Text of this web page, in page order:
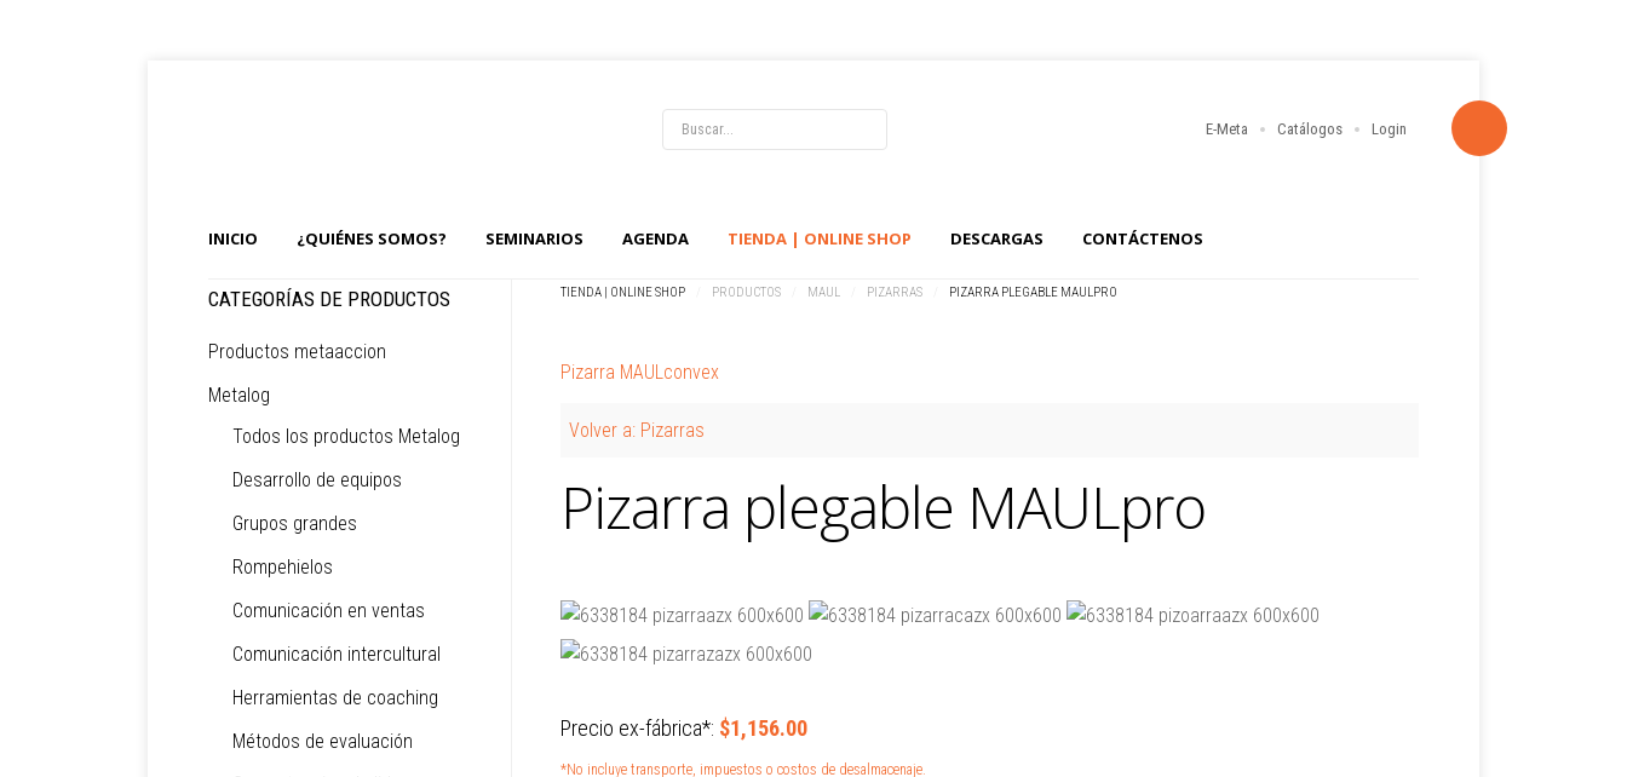
E-Meta Catálogos Login
INICIO ¿QUIÉNES SOMOS? SEMINARIOS AGENDA TIENDA | ONLINE SHOP DESCARGAS CONTÁCTENOS
TIENDA | ONLINE SHOP PRODUCTOS MAUL PIZARRAS PIZARRA PLEGABLE MAULPRO
Pizarra MAULconvex
Volver a: Pizarras
Pizarra plegable MAULpro
Precio ex-fábrica*: $1,156.00
*No incluye transporte, impuestos o costos de desalmacenaje.
CATEGORÍAS DE PRODUCTOS
Productos metaaccion
Metalog
Todos los productos Metalog
Desarrollo de equipos
Grupos grandes
Rompehielos
Comunicación en ventas
Comunicación intercultural
Herramientas de coaching
Métodos de evaluación
¿Recordar usuario? ¿Recordar contraseña?